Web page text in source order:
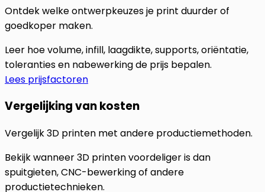
Ontdek welke ontwerpkeuzes je print duurder of
goedkoper maken.
Leer hoe volume, infill, laagdikte, supports, oriëntatie,
toleranties en nabewerking de prijs bepalen.
Lees prijsfactoren
Vergelijking van kosten
Vergelijk 3D printen met andere productiemethoden.
Bekijk wanneer 3D printen voordeliger is dan
spuitgieten, CNC-bewerking of andere
productietechnieken.